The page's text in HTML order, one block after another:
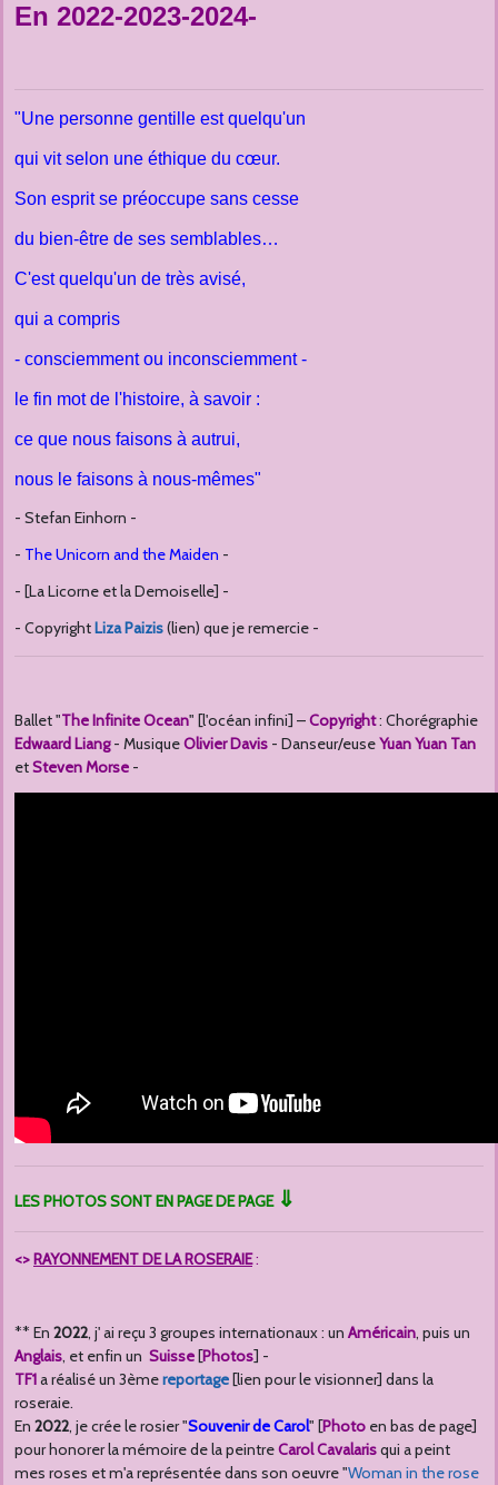
En 2022-2023-2024-
"Une personne gentille est quelqu'un
qui vit selon une éthique du cœur.
Son esprit se préoccupe sans cesse
du bien-être de ses semblables…
C'est quelqu'un de très avisé,
qui a compris
- consciemment ou inconsciemment -
le fin mot de l'histoire, à savoir :
ce que nous faisons à autrui,
nous le faisons à nous-mêmes"
- Stefan Einhorn -
- The Unicorn and the Maiden -
- [La Licorne et la Demoiselle] -
- CopyrightLiza Paizis(lien) que je remercie -
Ballet "The Infinite Ocean" [l'océan infini] –Copyright: Chorégraphie
Edwaard Liang- MusiqueOlivier Davis - Danseur/euseYuan Yuan Tan
etSteven Morse -
LES PHOTOS SONT EN PAGE DE PAGE ⇓
<>RAYONNEMENT DE LA ROSERAIE:
** En 2022, j' ai reçu 3 groupes internationaux : un Américain, puis un
Anglais, et enfin un Suisse[Photos] -
TF1a réalisé un 3èmereportage[lien pour le visionner] dans la
roseraie.
En 2022, je crée le rosier "Souvenir de Carol" [Photo en bas de page]
pour honorer la mémoire de la peintreCarol Cavalarisqui a peint
mes roses et m'a représentée dans son oeuvre "Woman in the rose